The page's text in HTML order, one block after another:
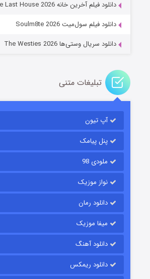
مردگان متحرک: شهر مرده ۳
قسمت
دانلود فیلم آخرین خانه The Last House 2026
دانلود فیلم سول‌میت Soulm8te 2026
دانلود سریال وستی‌ها The Westies 2026
تبلیغات متنی
آپ تیون
پنل پیامک
ملودی 98
نواز موزیک
دانلود رمان
میفا موزیک
دانلود آهنگ
دانلود ریمکس